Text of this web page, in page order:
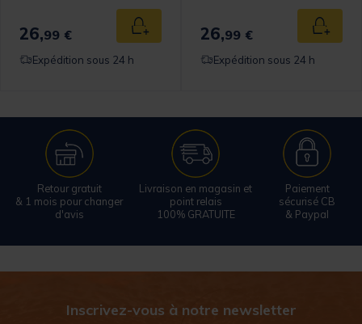
panier
26,99 € Ajouter au panier
Expédition sous 24 h
26,99 €
Expédition sous 24 h
Retour gratuit
& 1 mois pour changer
d'avis
Livraison en magasin et
point relais
100% GRATUITE
Paiement
sécurisé CB
& Paypal
Inscrivez-vous à notre newsletter